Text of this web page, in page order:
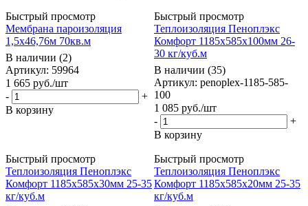
Быстрый просмотр
Мембрана пароизоляция
1,5х46,76м 70кв.м
В наличии (2)
Артикул: 59964
1 665 руб./шт
-
+
В корзину
Быстрый просмотр
Теплоизоляция Пеноплэкс
Комфорт 1185х585х100мм 26-
30 кг/куб.м
В наличии (35)
Артикул: penoplex-1185-585-
100
1 085 руб./шт
-
+
В корзину
Быстрый просмотр
Теплоизоляция Пеноплэкс
Комфорт 1185х585х30мм 25-35
кг/куб.м
Быстрый просмотр
Теплоизоляция Пеноплэкс
Комфорт 1185х585х20мм 25-35
кг/куб.м